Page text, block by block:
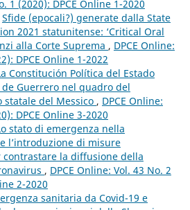
1 (2020): DPCE Online 1-2020
Sfide (epocali?) generate dalla State
2021 statunitense: ‘Critical Oral
alla Corte Suprema , DPCE Online:
DPCE Online 1-2022
Constitución Política del Estado
de Guerrero nel quadro del
statale del Messico , DPCE Online:
DPCE Online 3-2020
stato di emergenza nella
l’introduzione di misure
la diffusione della
, DPCE Online: Vol. 43 No. 2
2-2020
sanitaria da Covid-19 e